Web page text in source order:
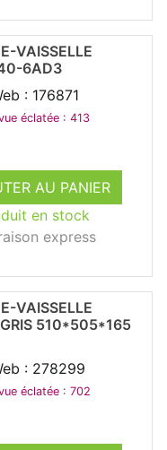
AU PANIER
en stock
express
VAISSELLE
6AD3
: 176871
éclatée : 413
VAISSELLE
GRIS 510*505*165
: 278299
éclatée : 702